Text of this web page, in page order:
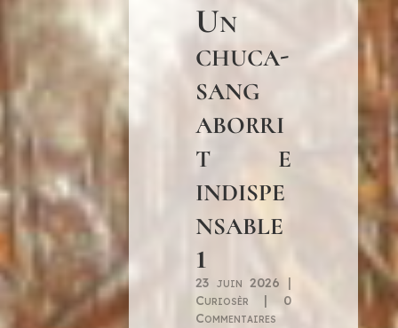
Un
chuca-
sang
aborri
t e
indispe
nsable
1
23 juin 2026 |
Curiosèr | 0
Commentaires